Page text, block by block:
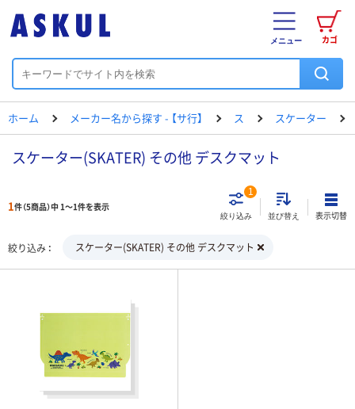
カゴ
メニュー
ホーム メーカー名から探す - 【サ行】 ス スケーター
スケーター(SKATER) その他 デスクマット
1件（5商品）中 1～1件を表示
絞り込み
1
並び替え 表示切替
絞り込み スケーター(SKATER) その他 デスクマット